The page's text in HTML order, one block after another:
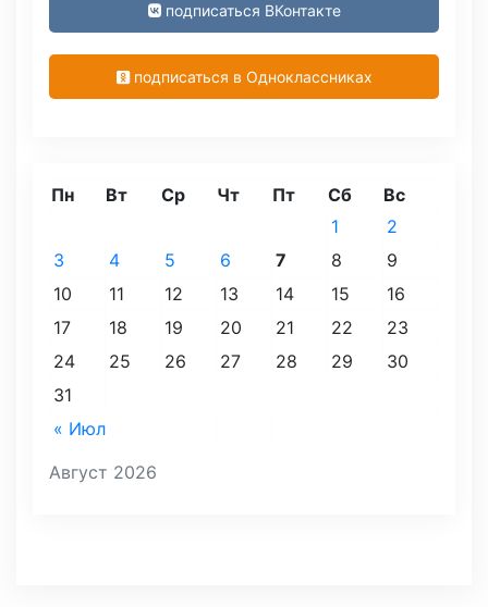
подписаться ВКонтакте
подписаться в Одноклассниках
Август 2026
Пн Вт Ср Чт Пт Сб Вс
« Июл
1
2
3
4 5 6 7 8
9
10
11 12 13 14 15
16
17
18 19 20 21 22
23
24
25 26 27 28 29
30
31